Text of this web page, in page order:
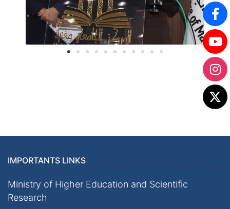
IMPORTANTS LINKS
Ministry of Higher Education and Scientific
Research